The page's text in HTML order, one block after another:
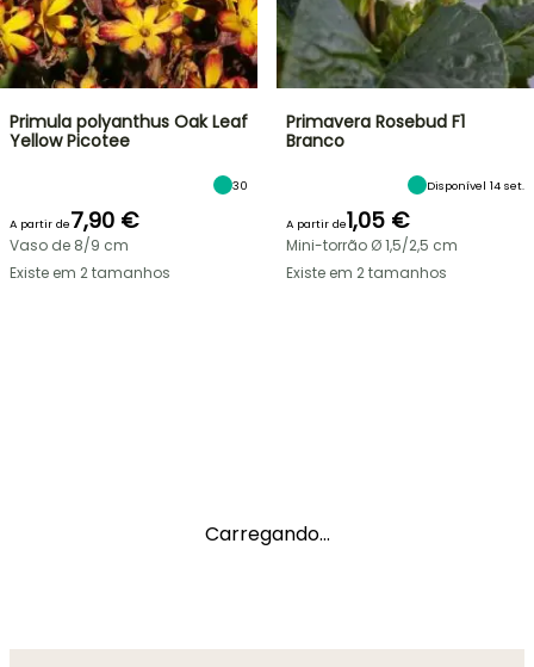
Primula polyanthus Oak Leaf
Yellow Picotee
30
A partir de7,90 €
Vaso de 8/9 cm
Existe em 2 tamanhos
Primavera Rosebud F1
Branco
Disponível 14 set.
A partir de1,05 €
Mini-torrão Ø 1,5/2,5 cm
Existe em 2 tamanhos
Carregando...